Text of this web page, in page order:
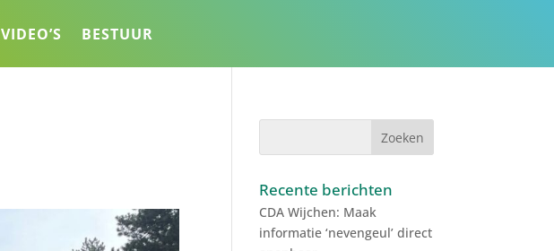
VIDEO’S BESTUUR
Recente berichten
CDA Wijchen: Maak
informatie ‘nevengeul’ direct